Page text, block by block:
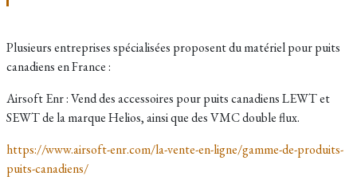
Plusieurs entreprises spécialisées proposent du matériel pour puits
canadiens en France :
Airsoft Enr : Vend des accessoires pour puits canadiens LEWT et
SEWT de la marque Helios, ainsi que des VMC double flux.
https://www.airsoft-enr.com/la-vente-en-ligne/gamme-de-produits-
puits-canadiens/